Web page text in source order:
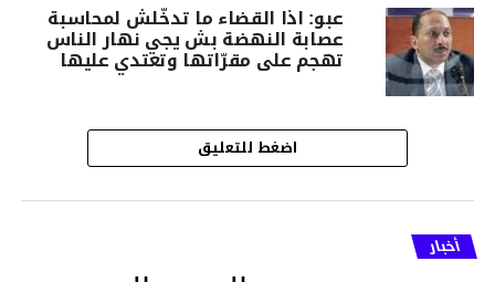
عبو: اذا القضاء ما تدخّلش لمحاسبة
عصابة النهضة بش يجي نهار الناس
تهجم على مقرّاتها وتعتدي عليها
اضغط للتعليق
أخبار